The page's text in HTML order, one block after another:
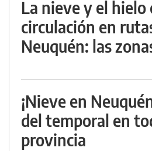
La nieve y el hielo
circulación en
Neuquén: las
¡Nieve en
del temporal en
provincia